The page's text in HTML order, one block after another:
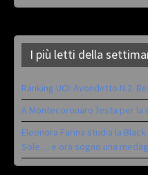
I più letti della
Ranking UCI: Avondetto N.2.
A Montecoronaro festa per la
Eleonora Farina studia la
Sole… e ora sogno una